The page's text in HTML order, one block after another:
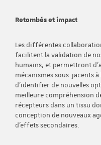
Retombés et impact
Les différentes
facilitent la validation de
humains, et permettront
mécanismes sous-jacents
d’identifier de nouvelles
meilleure compréhension
récepteurs dans un tissu
conception de nouveaux
d’effets secondaires.